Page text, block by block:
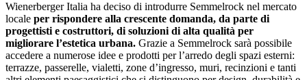
Wienerberger Italia ha deciso di introdurre Semmelrock nel mercato
locale per rispondere alla crescente domanda, da parte di
progettisti e costruttori, di soluzioni di alta qualità per
migliorare l’estetica urbana. Grazie a Semmelrock sarà possibile
accedere a numerose idee e prodotti per l’arredo degli spazi esterni:
terrazze, passerelle, vialetti, zone d’ingresso, muri, recinzioni e tanti